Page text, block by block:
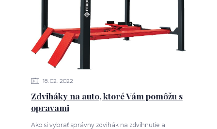
18 02 2022
Zdviháky na auto, ktoré Vám pomôžu s
opravami
Ako si vybrať správny zdvihák na zdvihnutie a